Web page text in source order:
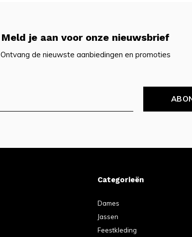
Meld je aan voor onze nieuwsbrief
Ontvang de nieuwste aanbiedingen en promoties
Categorieën
Dames
Jassen
Feestkleding